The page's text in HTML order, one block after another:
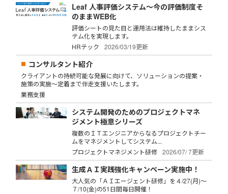
Leaf 人事評価システム～今の評価制度そ
のままWEB化
評価シートの見た目と運用法は維持したままシス
テム化を実現します。
HRテック
2026/03/19更新
コンサルタント紹介
クライアントの持続可能な発展に向けて、ソリューションの提案・
施策の実施～定着まで伴走支援いたします。
業務支援
システム開発のためのプロジェクトマネ
ジメント極意シリーズ
複数のＩＴエンジニアからなるプロジェクトチー
ムをマネジメントしてシステム...
プロジェクトマネジメント研修
2026/07/ 7更新
生成ＡＩ実践強化キャンペーン実施中！
大人気の「ＡＩエージェント研修」を４/27(月)～
７/10(金)の51日間毎日開催！